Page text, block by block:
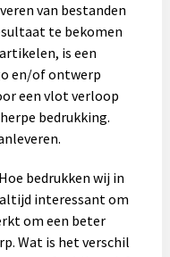
van bestanden
te bekomen
is een
en/of ontwerp
een vlot verloop
bedrukking.
Hoe bedrukken wij in
interessant om
om een beter
Wat is het verschil